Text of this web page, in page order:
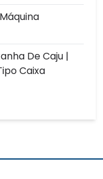
De Caju |
Caixa